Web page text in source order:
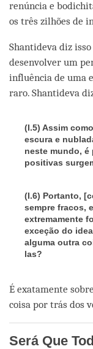
renúncia e
os três zilhões de
Shantideva diz
desenvolver um
influência de uma
raro. Shantideva
(I.5) Assim
escura e
neste mundo,
positivas
(I.6) Portanto,
sempre fracos,
extremamente
exceção do
alguma outra
las?
É exatamente
coisa por trás dos
Será Que